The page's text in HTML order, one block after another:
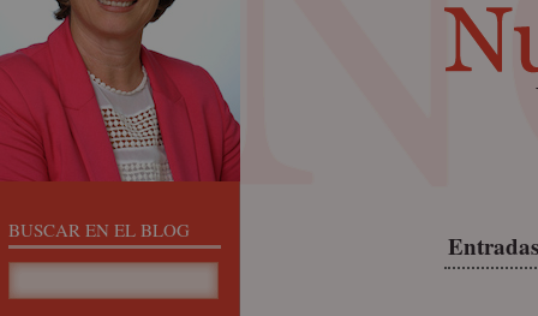
BUSCAR EN EL BLOG